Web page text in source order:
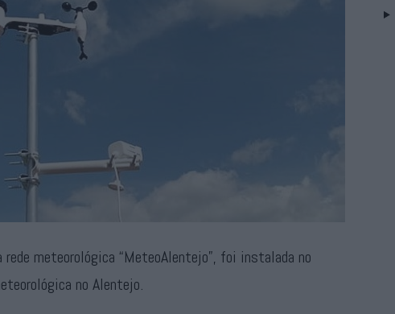
rede meteorológica “MeteoAlentejo”, foi instalada no
no Alentejo.